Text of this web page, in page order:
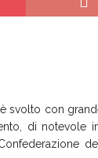
svolto con
di notevole